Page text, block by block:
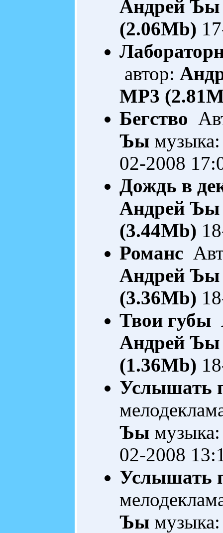
Андрей Ъы
(2.06Mb)
автор:
MP3
Бегство
Ъы
02-2008
Дождь в
Андрей Ъы
(3.44Mb)
Романс
Андрей Ъы
(3.36Mb)
Твои губы
Андрей Ъы
(1.36Mb)
Услышать
Ъы
02-2008
Услышать
Ъы